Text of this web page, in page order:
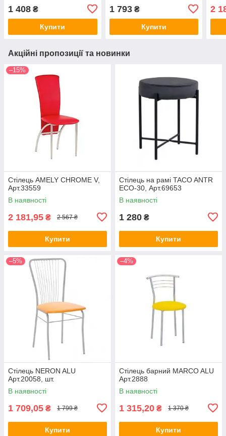
1 408 ₴
Купити
1 793₴
Купити
2
Акційні пропозиції та новинки
–15%
Стілець AMELY CHROME V,
Арт.33559
В наявності
2 181,95 ₴ 2 567 ₴
Купити
Стілець на рамі TACO ANTR
ECO-30, Арт.69653
В наявності
1 280 ₴
Купити
–5%
Стілець NERON ALU
Арт.20058, шт.
В наявності
1 709,05 ₴ 1 799 ₴
Купити
–4%
Стілець барний MARCO ALU
Арт.2888
В наявності
1 315,20 ₴ 1 370 ₴
Купити